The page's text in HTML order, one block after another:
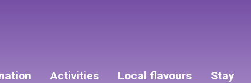
Activities Local flavours Stay